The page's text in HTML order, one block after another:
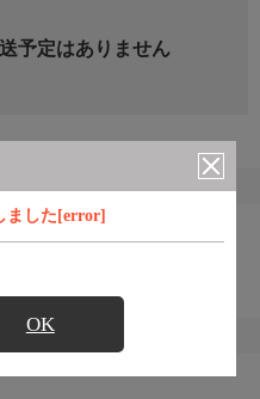
ました[error]
OK
予定はありません